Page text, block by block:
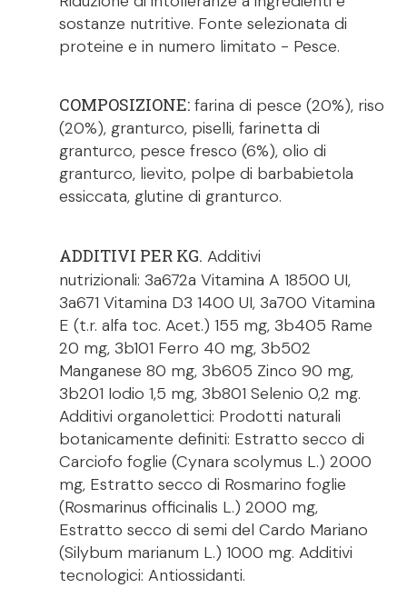
sostanze nutritive. Fonte selezionata di
proteine e in numero limitato - Pesce.
COMPOSIZIONE: farina di pesce (20%), riso
(20%), granturco, piselli, farinetta di
granturco, pesce fresco (6%), olio di
granturco, lievito, polpe di barbabietola
essiccata, glutine di granturco.
ADDITIVI PER KG. Additivi
nutrizionali: 3a672a Vitamina A 18500 UI,
3a671 Vitamina D3 1400 UI, 3a700 Vitamina
E (t.r. alfa toc. Acet.) 155 mg, 3b405 Rame
20 mg, 3b101 Ferro 40 mg, 3b502
Manganese 80 mg, 3b605 Zinco 90 mg,
3b201 Iodio 1,5 mg, 3b801 Selenio 0,2 mg.
Additivi organolettici: Prodotti naturali
botanicamente definiti: Estratto secco di
Carciofo foglie (Cynara scolymus L.) 2000
mg, Estratto secco di Rosmarino foglie
(Rosmarinus officinalis L.) 2000 mg,
Estratto secco di semi del Cardo Mariano
(Silybum marianum L.) 1000 mg. Additivi
tecnologici: Antiossidanti.